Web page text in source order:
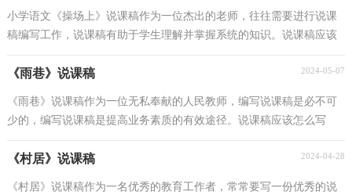
小学语文《操场上》说课稿作为一位杰出的老师，往往需要进行说课
稿编写工作，说课稿有助于学生理解并掌握系统的知识。说课稿应该
《雨巷》说课稿 2024-05-07
《雨巷》说课稿作为一位无私奉献的人民教师，编写说课稿是必不可
少的，编写说课稿是提高业务素质的有效途径。说课稿应该怎么写
《村居》说课稿 2024-04-28
《村居》说课稿作为一名优秀的教育工作者，常常要写一份优秀的说